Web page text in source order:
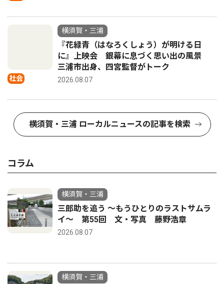
社会
横須賀・三浦
『花緑青（はなろくしょう）が明ける日
に』上映会 銀幕に息づく思い出の風景
三浦市出身、四宮監督がトーク
2026.08.07
横須賀・三浦 ローカルニュースの記事を検索
コラム
横須賀・三浦
三郎助を追う 〜もうひとりのラストサムラ
イ〜 第55回 文・写真 藤野浩章
2026.08.07
横須賀・三浦